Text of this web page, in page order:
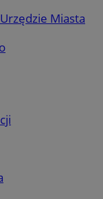
Miasta